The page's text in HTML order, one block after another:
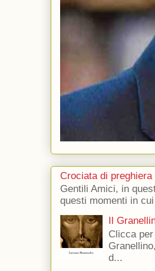
Crociata di
Gentili Amici, in
questi momenti in
Il
Clicca
d...